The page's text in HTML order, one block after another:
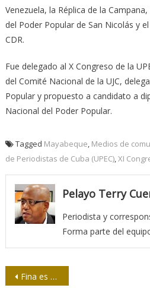
Venezuela, la Réplica de la
del Poder Popular de San Nicolás y
CDR.
Fue delegado al X Congreso de la
del Comité Nacional de la UJC,
Popular y propuesto a candidato a
Nacional del Poder Popular.
Tagged Mayabeque Medios de
de Periodistas de Cuba (UPEC), XI
Pelayo Terry
Periodista y
Forma parte del
Navegación
Fina es su poesía